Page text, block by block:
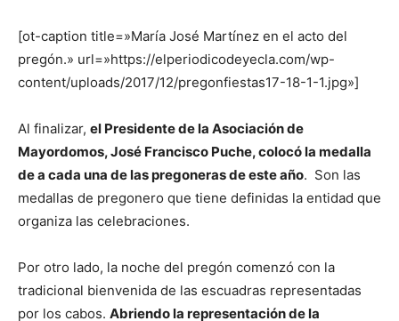
[ot-caption title=»María José Martínez en el acto del
pregón.» url=»https://elperiodicodeyecla.com/wp-
content/uploads/2017/12/pregonfiestas17-18-1-1.jpg»]
Al finalizar, el Presidente de la Asociación de
Mayordomos, José Francisco Puche, colocó la medalla
de a cada una de las pregoneras de este año. Son las
medallas de pregonero que tiene definidas la entidad que
organiza las celebraciones.
Por otro lado, la noche del pregón comenzó con la
tradicional bienvenida de las escuadras representadas
por los cabos. Abriendo la representación de la